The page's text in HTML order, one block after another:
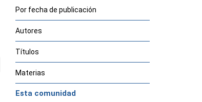
Por fecha de publicación
Autores
Títulos
Materias
Esta comunidad